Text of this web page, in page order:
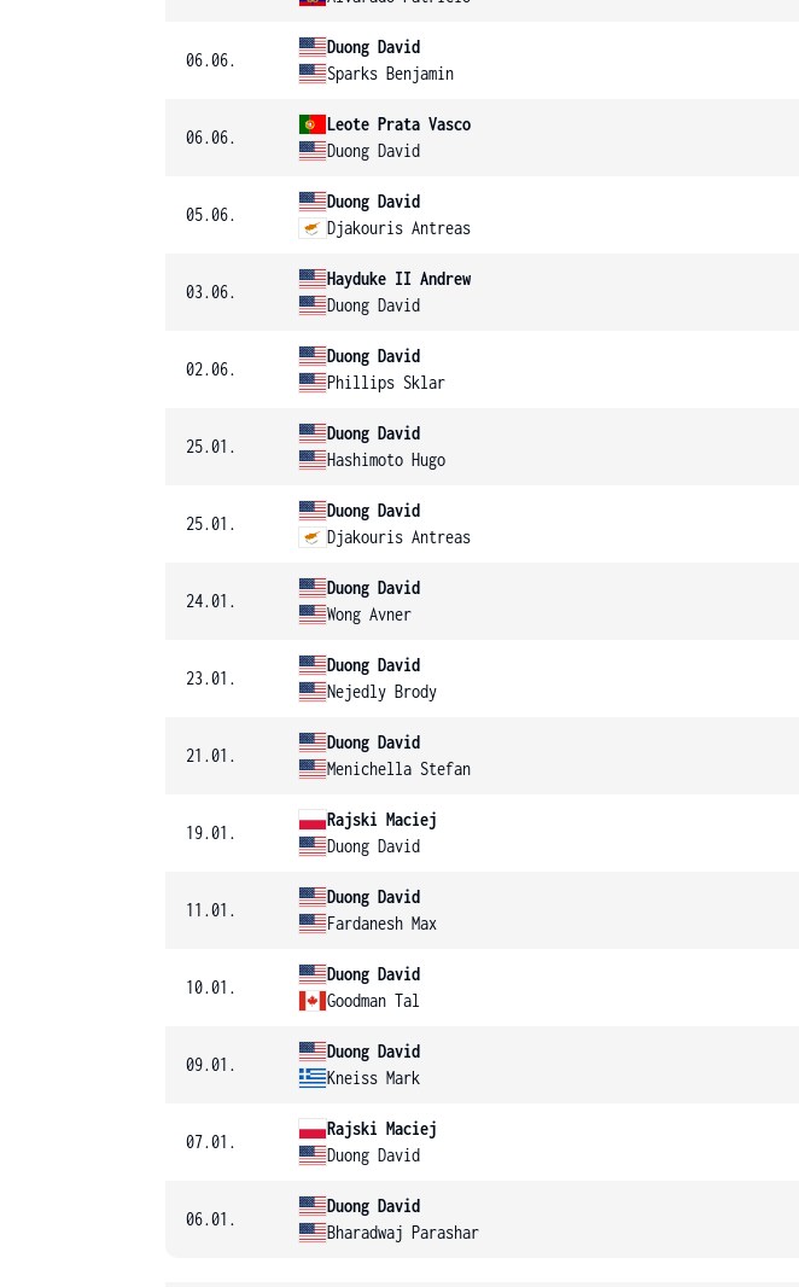
06.06.
Duong David
Sparks Benjamin
06.06.
Leote Prata Vasco
Duong David
05.06.
Duong David
Djakouris Antreas
03.06.
Hayduke II Andrew
Duong David
02.06.
Duong David
Phillips Sklar
25.01.
Duong David
Hashimoto Hugo
25.01.
Duong David
Djakouris Antreas
24.01.
Duong David
Wong Avner
23.01.
Duong David
Nejedly Brody
21.01.
Duong David
Menichella Stefan
19.01.
Rajski Maciej
Duong David
11.01.
Duong David
Fardanesh Max
10.01.
Duong David
Goodman Tal
09.01.
Duong David
Kneiss Mark
07.01.
Rajski Maciej
Duong David
06.01.
Duong David
Bharadwaj Parashar